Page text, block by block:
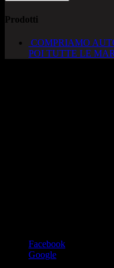
Prodotti
COMPRIAMO
POI TUTTE LE
Facebook
Google